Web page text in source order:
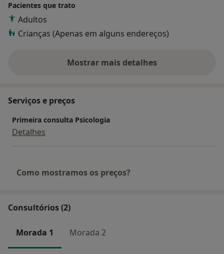
Pacientes que trato
Adultos
Crianças (Apenas em alguns endereços)
Mostrar mais detalhes
sobre a experiência
Serviços e preços
Primeira consulta Psicologia
Detalhes
Como mostramos os preços?
Consultórios (2)
Morada 1 Morada 2